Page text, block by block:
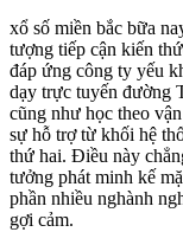
xổ số miền bắc bữa
tượng tiếp cận kiến
đáp ứng công ty yếu
dạy trực tuyến đường
cũng như học theo
sự hỗ trợ từ khối hệ
thứ hai. Điều này
tưởng phát minh kế
phần nhiều nghành
gợi cảm.